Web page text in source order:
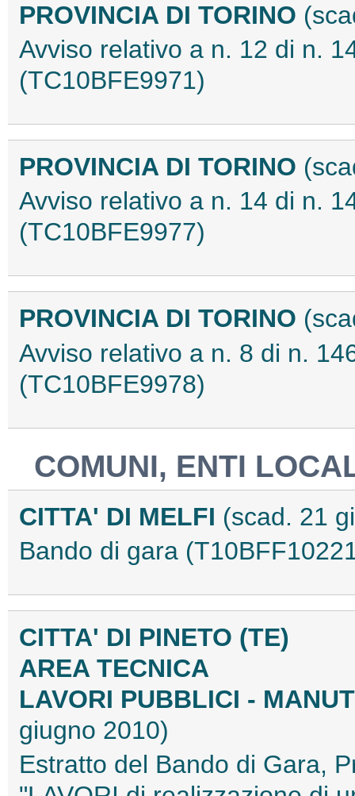
PROVINCIA DI TORINO
Avviso relativo a n. 12 di n.
(TC10BFE9971)
PROVINCIA DI TORINO
Avviso relativo a n. 14 di n.
(TC10BFE9977)
PROVINCIA DI TORINO
Avviso relativo a n. 8 di n.
(TC10BFE9978)
COMUNI, ENTI
CITTA' DI MELFI (scad. 21
Bando di gara
CITTA' DI PINETO (TE)
AREA TECNICA
LAVORI PUBBLICI -
giugno 2010)
Estratto del Bando di Gara,